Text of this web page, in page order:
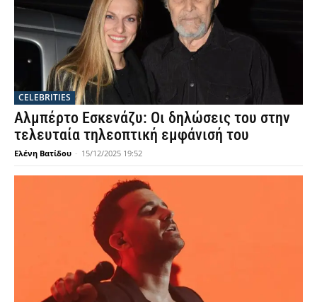
CELEBRITIES
Αλμπέρτο Εσκενάζυ: Οι δηλώσεις του στην
τελευταία τηλεοπτική εμφάνισή του
Ελένη Βατίδου - 15/12/2025 19:52